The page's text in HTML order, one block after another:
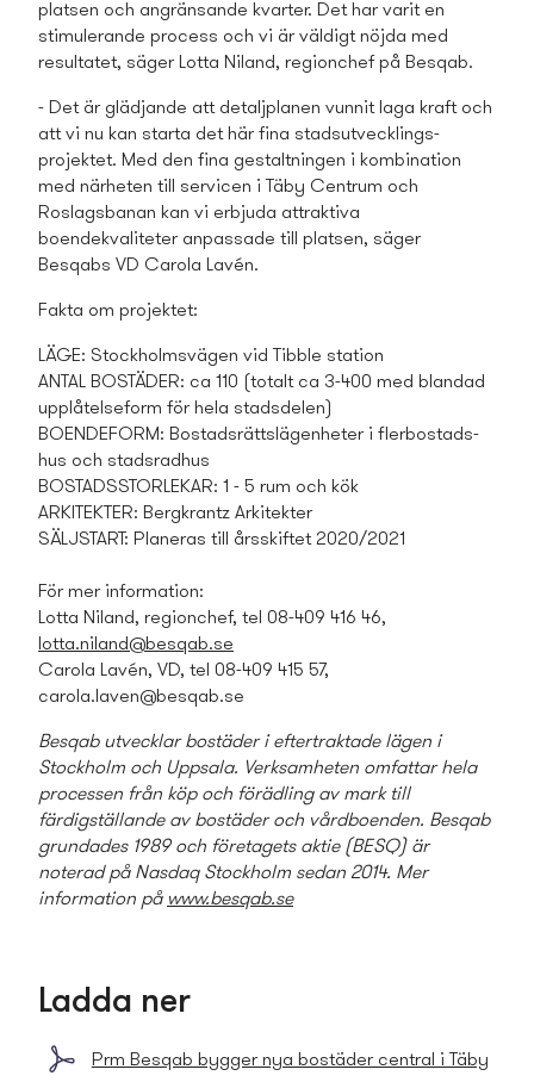
platsen och angränsande kvarter. Det har varit en
stimulerande process och vi är väldigt nöjda med
resultatet, säger Lotta Niland, regionchef på Besqab.
- Det är glädjande att detaljplanen vunnit laga kraft och
att vi nu kan starta det här fina stadsutvecklings­
projektet. Med den fina gestaltningen i kombination
med närheten till servicen i Täby Centrum och
Roslagsbanan kan vi erbjuda attraktiva
boendekvaliteter anpassade till platsen, säger
Besqabs VD Carola Lavén.
Fakta om projektet:
LÄGE: Stockholmsvägen vid Tibble station
ANTAL BOSTÄDER: ca 110 (totalt ca 3-400 med blandad
upplåtelseform för hela stadsdelen)
BOENDEFORM: Bostads­rätts­lägenheter i flerbostads­
hus och stadsradhus
BOSTADS­STORLEKAR: 1 - 5 rum och kök
ARKITEKTER: Bergkrantz Arkitekter
SÄLJSTART: Planeras till årsskiftet 2020/2021
För mer information:
Lotta Niland, regionchef, tel 08-409 416 46,
lotta.niland@besqab.se
Carola Lavén, VD, tel 08-409 415 57,
carola.laven@besqab.se
Besqab utvecklar bostäder i eftertraktade lägen i
Stockholm och Uppsala. Verksamheten omfattar hela
processen från köp och förädling av mark till
färdigställande av bostäder och vårdboenden. Besqab
grundades 1989 och företagets aktie (BESQ) är
noterad på Nasdaq Stockholm sedan 2014. Mer
information på www.besqab.se
Ladda ner
Prm Besqab bygger nya bostäder central i Täby